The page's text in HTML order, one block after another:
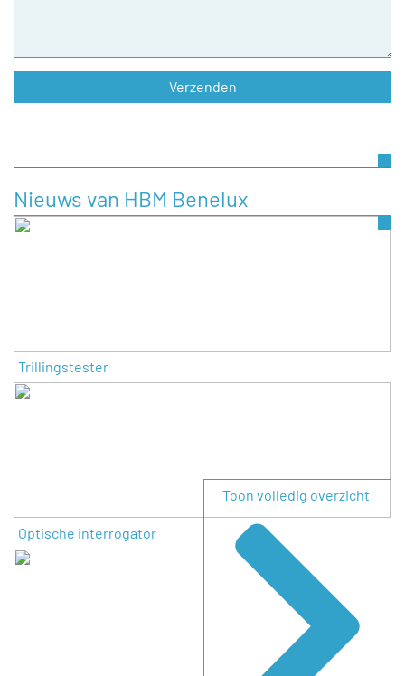
Nieuws van HBM Benelux
Trillingstester
Optische interrogator
Toon volledig overzicht